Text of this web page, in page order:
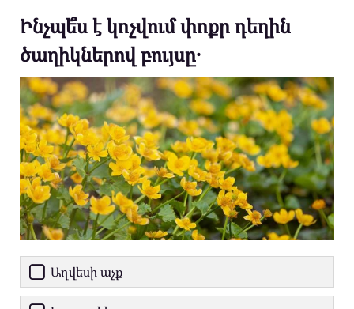
Ինչպե՞ս է կոչվում փոքր դեղին
ծաղիկներով բույսը․
Աղվեսի աչք